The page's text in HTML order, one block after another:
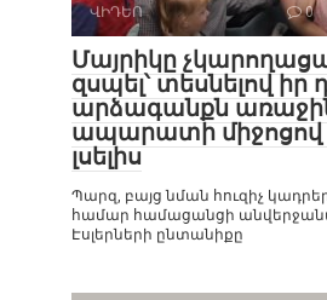
ՎԻԴԵՈ 0
Մայրիկը
զսպել՝ տեսնելով իր
արձագանքն
ապարատի միջոցով
լսելիս
Պարզ, բայց նման հուզիչ
համար համացանցի
Էսլերների ընտանիքը